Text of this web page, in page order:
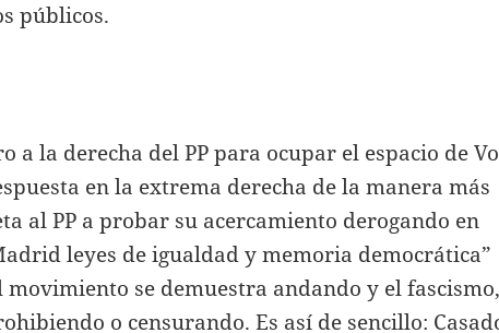
públicos.
a la derecha del PP para ocupar el espacio de
en la extrema derecha de la manera más
al PP a probar su acercamiento derogando en
leyes de igualdad y memoria democrática”
se demuestra andando y el fascismo,
o censurando. Es así de sencillo: